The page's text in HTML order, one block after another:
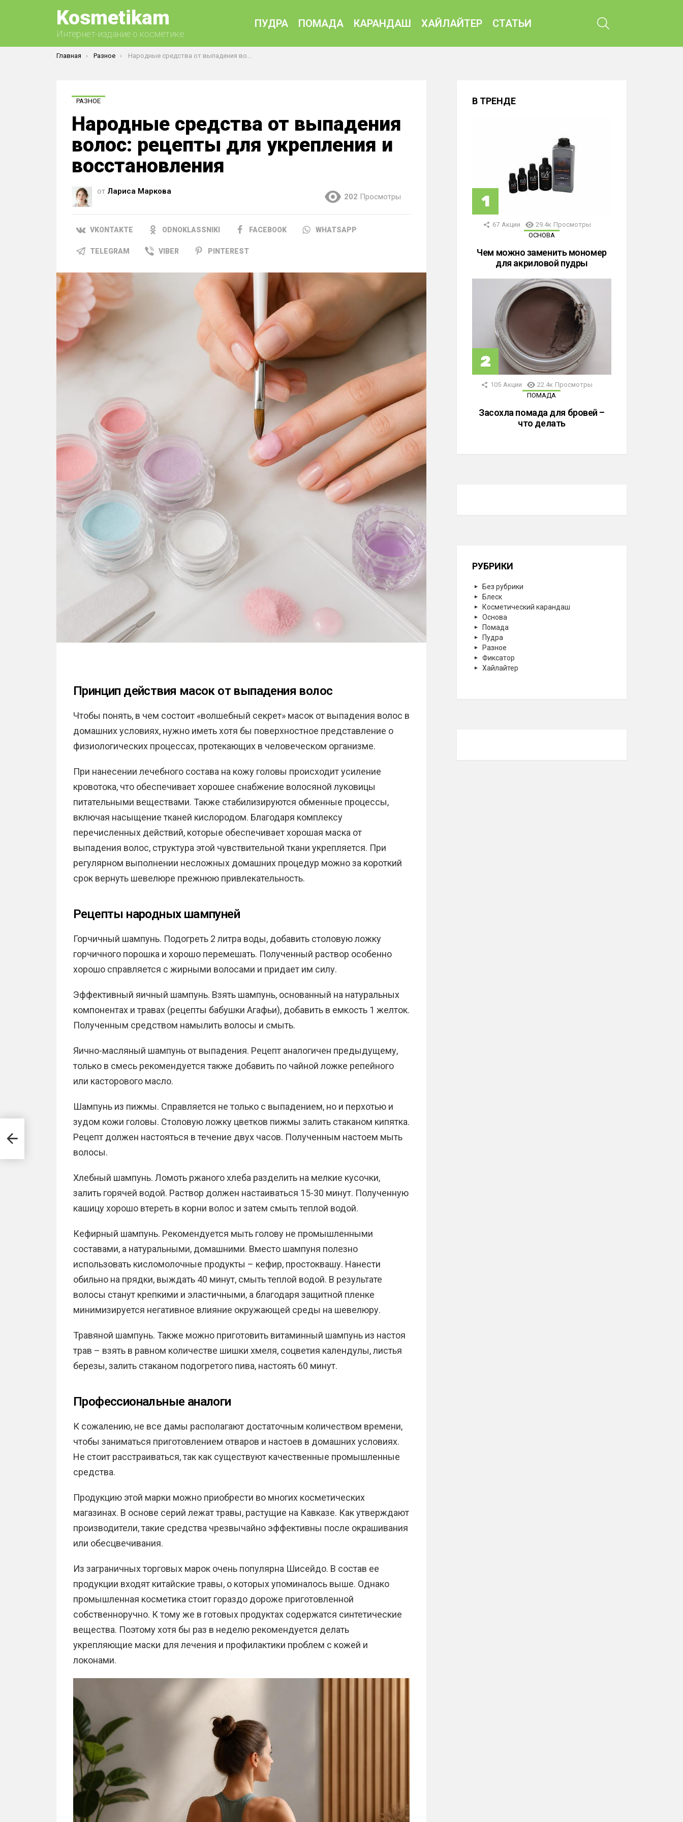
Kosmetikam
Интернет-издание о косметике
ПУДРА ПОМАДА КАРАНДАШ ХАЙЛАЙТЕР СТАТЬИ
Вы здесь:
Главная Разное Народные средства от выпадения волос: рецепты для укрепления и восстановления
РАЗНОЕ
Народные средства от выпадения
волос: рецепты для укрепления и
восстановления
от Лариса Маркова
202 Просмотры
VKONTAKTE ODNOKLASSNIKI FACEBOOK WHATSAPP
TELEGRAM VIBER PINTEREST
Принцип действия масок от выпадения волос
Чтобы понять, в чем состоит «волшебный секрет» масок от выпадения волос в
домашних условиях, нужно иметь хотя бы поверхностное представление о
физиологических процессах, протекающих в человеческом организме.
При нанесении лечебного состава на кожу головы происходит усиление
кровотока, что обеспечивает хорошее снабжение волосяной луковицы
питательными веществами. Также стабилизируются обменные процессы,
включая насыщение тканей кислородом. Благодаря комплексу
перечисленных действий, которые обеспечивает хорошая маска от
выпадения волос, структура этой чувствительной ткани укрепляется. При
регулярном выполнении несложных домашних процедур можно за короткий
срок вернуть шевелюре прежнюю привлекательность.
Рецепты народных шампуней
Горчичный шампунь. Подогреть 2 литра воды, добавить столовую ложку
горчичного порошка и хорошо перемешать. Полученный раствор особенно
хорошо справляется с жирными волосами и придает им силу.
Эффективный яичный шампунь. Взять шампунь, основанный на натуральных
компонентах и травах (рецепты бабушки Агафьи), добавить в емкость 1 желток.
Полученным средством намылить волосы и смыть.
Яично-масляный шампунь от выпадения. Рецепт аналогичен предыдущему,
только в смесь рекомендуется также добавить по чайной ложке репейного
или касторового масло.
Шампунь из пижмы. Справляется не только с выпадением, но и перхотью и
зудом кожи головы. Столовую ложку цветков пижмы залить стаканом кипятка.
Рецепт должен настояться в течение двух часов. Полученным настоем мыть
волосы.
Хлебный шампунь. Ломоть ржаного хлеба разделить на мелкие кусочки,
залить горячей водой. Раствор должен настаиваться 15-30 минут. Полученную
кашицу хорошо втереть в корни волос и затем смыть теплой водой.
Кефирный шампунь. Рекомендуется мыть голову не промышленными
составами, а натуральными, домашними. Вместо шампуня полезно
использовать кисломолочные продукты – кефир, простоквашу. Нанести
обильно на прядки, выждать 40 минут, смыть теплой водой. В результате
волосы станут крепкими и эластичными, а благодаря защитной пленке
минимизируется негативное влияние окружающей среды на шевелюру.
Травяной шампунь. Также можно приготовить витаминный шампунь из настоя
трав – взять в равном количестве шишки хмеля, соцветия календулы, листья
березы, залить стаканом подогретого пива, настоять 60 минут.
Профессиональные аналоги
К сожалению, не все дамы располагают достаточным количеством времени,
чтобы заниматься приготовлением отваров и настоев в домашних условиях.
Не стоит расстраиваться, так как существуют качественные промышленные
средства.
Продукцию этой марки можно приобрести во многих косметических
магазинах. В основе серий лежат травы, растущие на Кавказе. Как утверждают
производители, такие средства чрезвычайно эффективны после окрашивания
или обесцвечивания.
Из заграничных торговых марок очень популярна Шисейдо. В состав ее
продукции входят китайские травы, о которых упоминалось выше. Однако
промышленная косметика стоит гораздо дороже приготовленной
собственноручно. К тому же в готовых продуктах содержатся синтетические
вещества. Поэтому хотя бы раз в неделю рекомендуется делать
укрепляющие маски для лечения и профилактики проблем с кожей и
локонами.
В ТРЕНДЕ
67 Акции 29.4к Просмотры
ОСНОВА
Чем можно заменить мономер
для акриловой пудры
105 Акции 22.4к Просмотры
ПОМАДА
Засохла помада для бровей –
что делать
РУБРИКИ
Без рубрики
Блеск
Косметический карандаш
Основа
Помада
Пудра
Разное
Фиксатор
Хайлайтер